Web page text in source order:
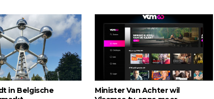
in Belgische
Minister Van Achter wil